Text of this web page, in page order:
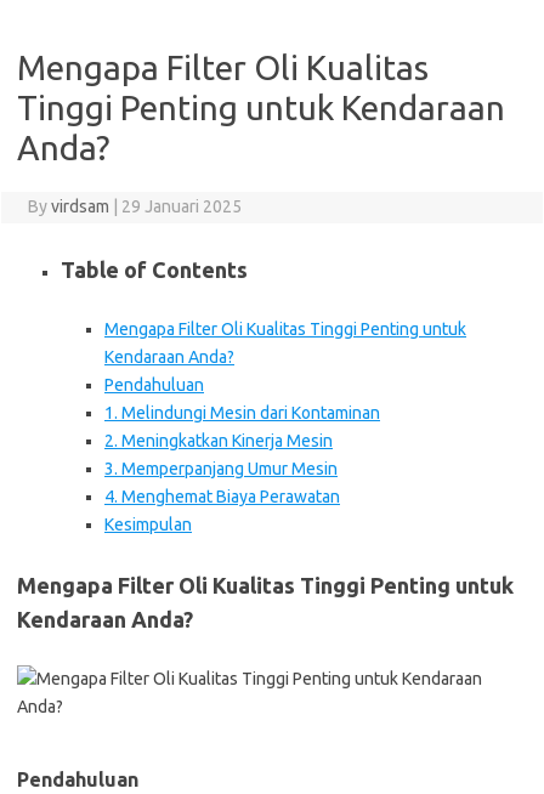
Mengapa Filter Oli Kualitas
Tinggi Penting untuk Kendaraan
Anda?
Byvirdsam 29 Januari 2025
Table of Contents
Mengapa Filter Oli Kualitas Tinggi Penting untuk
Kendaraan Anda?
Pendahuluan
1. Melindungi Mesin dari Kontaminan
2. Meningkatkan Kinerja Mesin
3. Memperpanjang Umur Mesin
4. Menghemat Biaya Perawatan
Kesimpulan
Mengapa Filter Oli Kualitas Tinggi Penting untuk
Kendaraan Anda?
Pendahuluan